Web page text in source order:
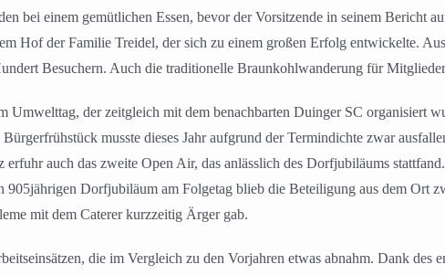
bei einem gemütlichen Essen, bevor der Vorsitzende in seinem Bericht
Hof der Familie Treidel, der sich zu einem großen Erfolg entwickelte.
Besuchern. Auch die traditionelle Braunkohlwanderung für
Umwelttag, der zeitgleich mit dem benachbarten Duinger SC organisiert
musste dieses Jahr aufgrund der Termindichte zwar
erfuhr auch das zweite Open Air, das anlässlich des Dorfjubiläums
905jährigen Dorfjubiläum am Folgetag blieb die Beteiligung aus dem Ort
mit dem Caterer kurzzeitig Ärger gab.
die im Vergleich zu den Vorjahren etwas abnahm. Dank des